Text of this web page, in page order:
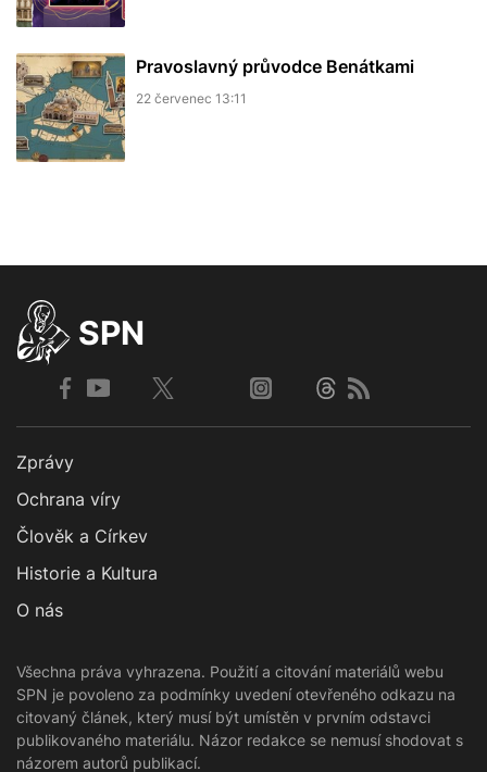
Pravoslavný průvodce Benátkami
22 červenec 13:11
SPN
Zprávy
Ochrana víry
Člověk a Církev
Historie a Kultura
O nás
Všechna práva vyhrazena. Použití a citování materiálů webu
SPN je povoleno za podmínky uvedení otevřeného odkazu na
citovaný článek, který musí být umístěn v prvním odstavci
publikovaného materiálu. Názor redakce se nemusí shodovat s
názorem autorů publikací.